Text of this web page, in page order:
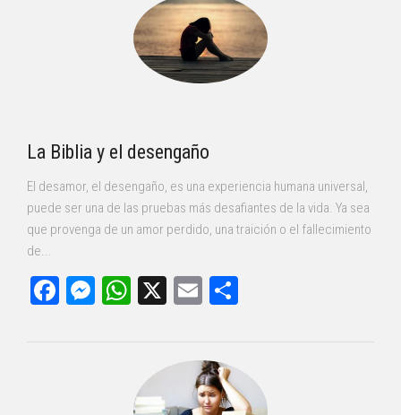
La Biblia y el desengaño
El desamor, el desengaño, es una experiencia humana universal,
puede ser una de las pruebas más desafiantes de la vida. Ya sea
que provenga de un amor perdido, una traición o el fallecimiento
de...
Facebook
Messenger
WhatsApp
X Email